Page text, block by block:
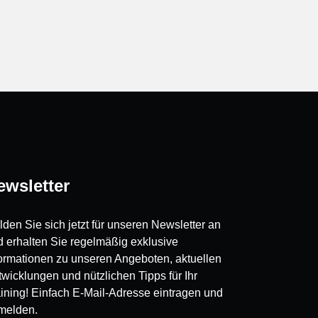
Sie sich jetzt für unseren Newsletter an
erhalten Sie regelmäßig exklusive
zu unseren Angeboten, aktuellen
und nützlichen Tipps für Ihr
Einfach E-Mail-Adresse eintragen und